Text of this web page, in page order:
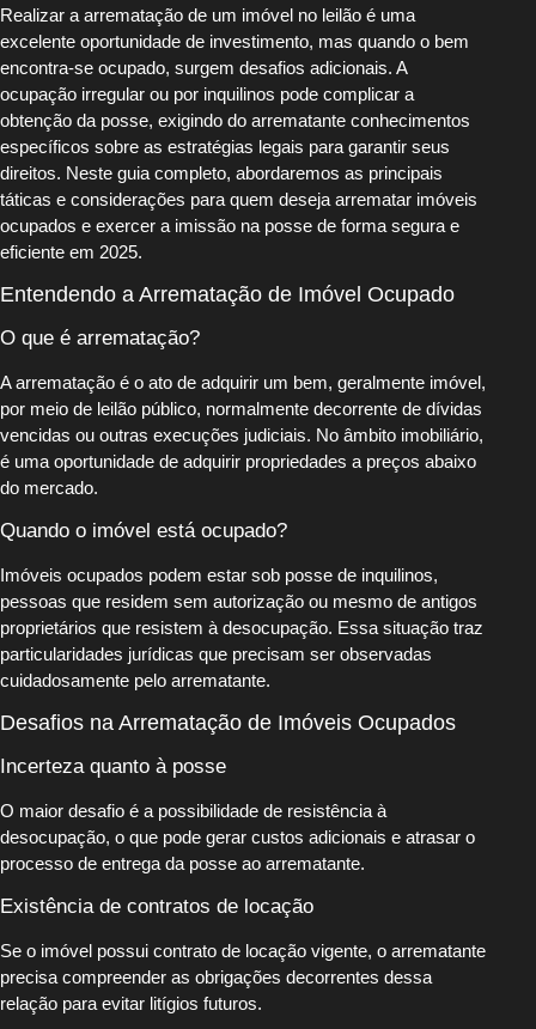
Realizar a arrematação de um imóvel no leilão é uma
excelente oportunidade de investimento, mas quando o bem
encontra-se ocupado, surgem desafios adicionais. A
ocupação irregular ou por inquilinos pode complicar a
obtenção da posse, exigindo do arrematante conhecimentos
específicos sobre as estratégias legais para garantir seus
direitos. Neste guia completo, abordaremos as principais
táticas e considerações para quem deseja arrematar imóveis
ocupados e exercer a imissão na posse de forma segura e
eficiente em 2025.
Entendendo a Arrematação de Imóvel Ocupado
O que é arrematação?
A arrematação é o ato de adquirir um bem, geralmente imóvel,
por meio de leilão público, normalmente decorrente de dívidas
vencidas ou outras execuções judiciais. No âmbito imobiliário,
é uma oportunidade de adquirir propriedades a preços abaixo
do mercado.
Quando o imóvel está ocupado?
Imóveis ocupados podem estar sob posse de inquilinos,
pessoas que residem sem autorização ou mesmo de antigos
proprietários que resistem à desocupação. Essa situação traz
particularidades jurídicas que precisam ser observadas
cuidadosamente pelo arrematante.
Desafios na Arrematação de Imóveis Ocupados
Incerteza quanto à posse
O maior desafio é a possibilidade de resistência à
desocupação, o que pode gerar custos adicionais e atrasar o
processo de entrega da posse ao arrematante.
Existência de contratos de locação
Se o imóvel possui contrato de locação vigente, o arrematante
precisa compreender as obrigações decorrentes dessa
relação para evitar litígios futuros.